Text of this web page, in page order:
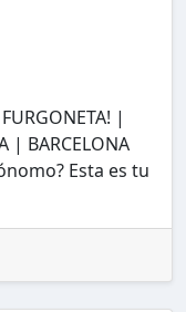
|
| BARCELONA
Esta es tu